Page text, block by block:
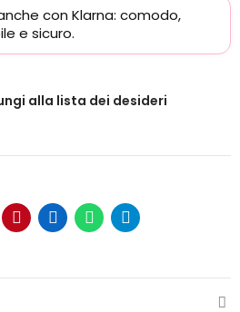
con Klarna: comodo,
e sicuro.
alla lista dei desideri